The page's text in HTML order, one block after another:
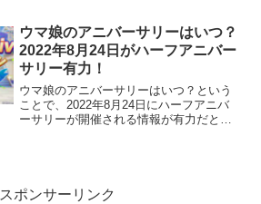
リオ「つなげ、照らせ、ひかれ。私たち
のグランドライブ」の...
ウマ娘のアニバーサリーはいつ？
2022年8月24日がハーフアニバー
サリー有力！
ウマ娘のアニバーサリーはいつ？という
ことで、2022年8月24日にハーフアニバ
ーサリーが開催される情報が有力だとい
スポンサーリンク